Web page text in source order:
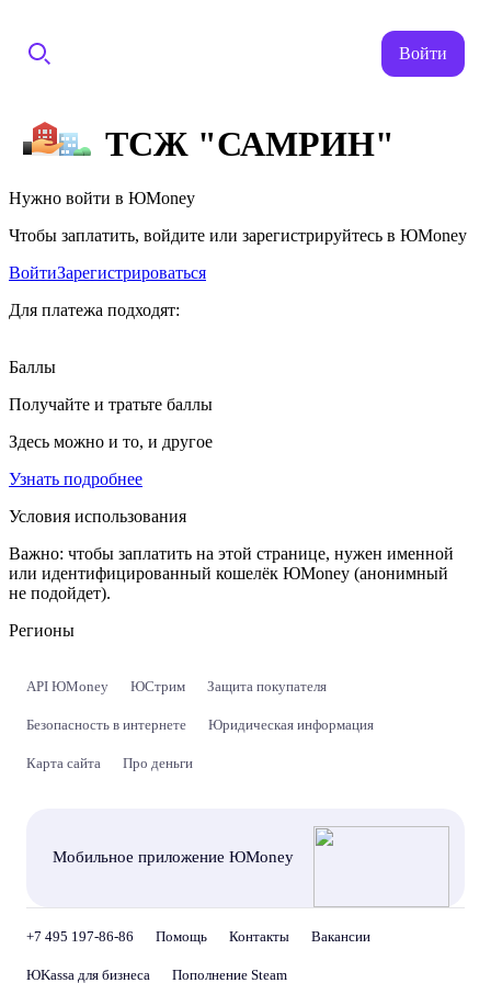
Войти
ТСЖ "САМРИН"
Нужно войти в ЮMoney
Чтобы заплатить, войдите или зарегистрируйтесь в ЮMoney
ВойтиЗарегистрироваться
Для платежа подходят:
Баллы
Получайте и тратьте баллы
Здесь можно и то, и другое
Узнать подробнее
Условия использования
Важно: чтобы заплатить на этой странице, нужен именной
или идентифицированный кошелёк ЮMoney (анонимный
не подойдет).
Регионы
API ЮMoney ЮСтрим Защита покупателя
Безопасность в интернете Юридическая информация
Карта сайта Про деньги
Мобильное приложение ЮMoney
+7 495 197-86-86 Помощь Контакты Вакансии
ЮKassa для бизнеса Пополнение Steam